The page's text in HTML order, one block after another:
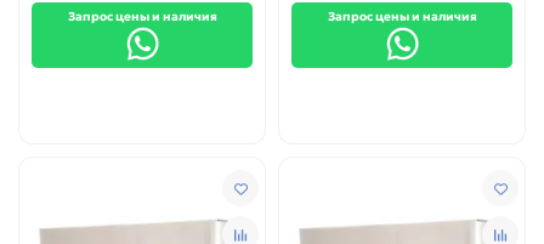
Запрос цены и наличия Запрос цены и наличия